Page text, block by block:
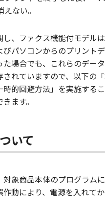
えない。
し、ファクス機能付モデル
びパソコンからのプリント
た場合でも、これらのデー
されていますので、以下の
時的回避方法」を実施する
ます。
いて
対象商品本体のプログラム
作動により、電源を入れて